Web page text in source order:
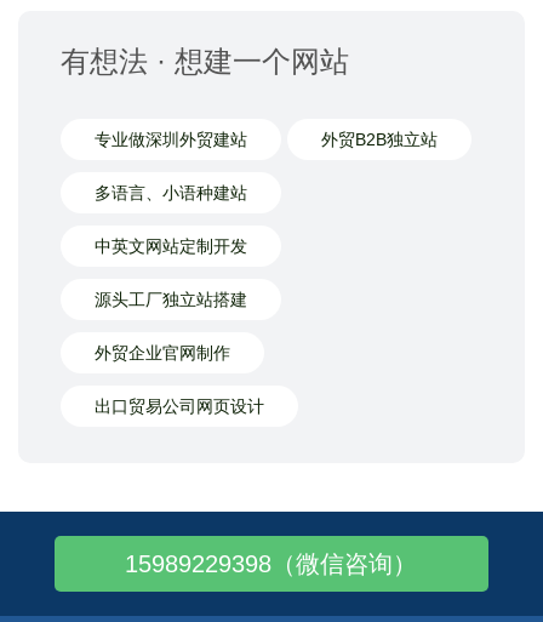
有想法 · 想建一个网站
专业做深圳外贸建站 外贸B2B独立站
多语言、小语种建站
中英文网站定制开发
源头工厂独立站搭建
外贸企业官网制作
出口贸易公司网页设计
15989229398（微信咨询）